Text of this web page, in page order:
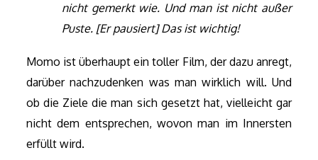
nicht gemerkt wie. Und man ist nicht außer
Puste. [Er pausiert] Das ist wichtig!
Momo ist überhaupt ein toller Film, der dazu anregt,
darüber nachzudenken was man wirklich will. Und
ob die Ziele die man sich gesetzt hat, vielleicht gar
nicht dem entsprechen, wovon man im Innersten
erfüllt wird.